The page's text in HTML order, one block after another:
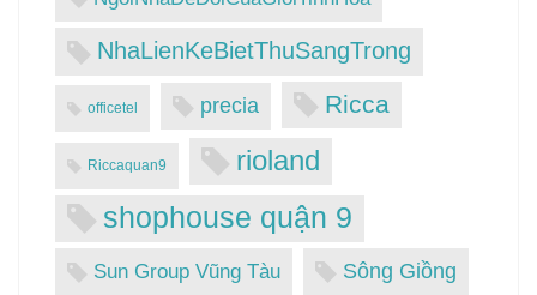
NhaLienKeBietThuSangTrong
officetel precia Ricca
Riccaquan9
rioland
shophouse quận 9
Sun Group Vũng Tàu Sông Giồng